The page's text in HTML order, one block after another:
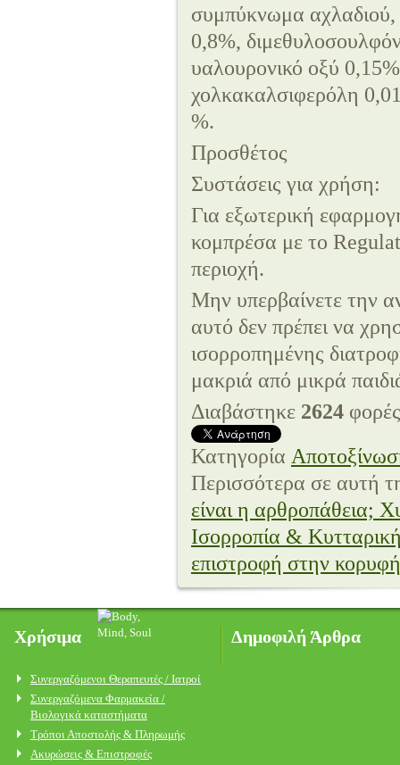
συμπύκνωμα
0,8%,
υαλουρονικό οξύ
χολκακαλσιφερόλη
%.
Προσθέτος
Συστάσεις για χρήση:
Για εξωτερική
κομπρέσα με το
περιοχή.
Μην υπερβαίνετε την
αυτό δεν πρέπει να
ισορροπημένης
μακριά από μικρά
Διαβάστηκε 2624 φορές
Κατηγορία
Περισσότερα σε αυτή
είναι η αρθροπάθεια;
Ισορροπία &
επιστροφή στην κορυφή
Χρήσιμα
Συνεργαζόμενοι Θεραπευτές / Ιατροί
Συνεργαζόμενα Φαρμακεία /
Βιολογικά καταστήματα
Τρόποι Αποστολής & Πληρωμής
Ακυρώσεις & Επιστροφές
Δημοφιλή Άρθρα